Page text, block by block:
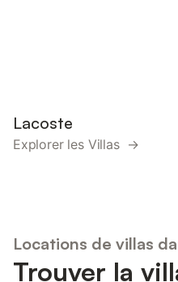
Lacoste
Explorer les Villas →
Locations de villas
Trouver la